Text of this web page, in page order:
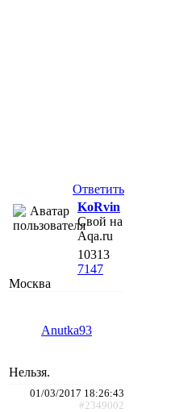
Ответить
KoRvin
Свой на
Aqa.ru
10313
7147
Москва
Anutka93
Нельзя.
01/03/2017 18:26:43
#2349002